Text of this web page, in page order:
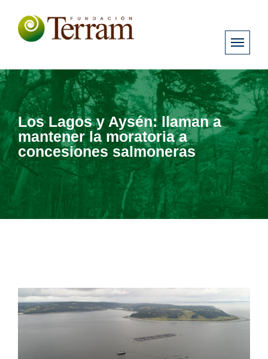
Los Lagos y Aysén: llaman a
mantener la moratoria a
concesiones salmoneras